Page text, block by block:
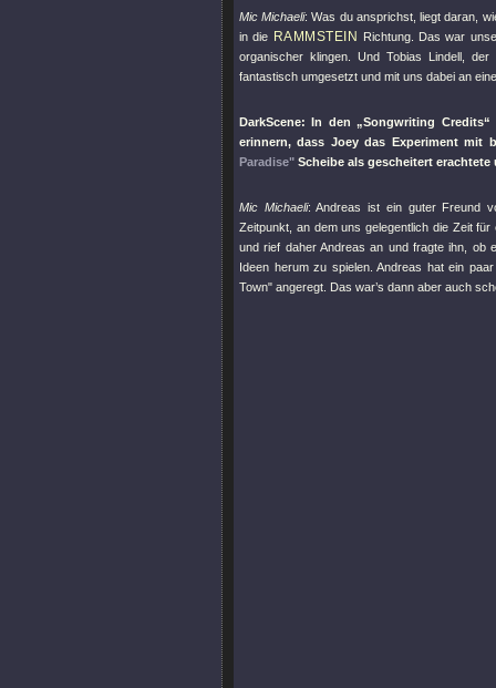
Mic Michaeli: Was du ansprichst, liegt daran,
in die RAMMSTEIN
Richtung. Das war
organischer klingen. Und Tobias Lindell,
fantastisch umgesetzt und mit uns dabei an
DarkScene: In den „Songwriting
erinnern, dass Joey das Experiment mit
Paradise" Scheibe als gescheitert
Mic Michaeli: Andreas ist ein guter Freund
Zeitpunkt, an dem uns gelegentlich die Zeit
und rief daher Andreas an und fragte ihn, ob
Ideen herum zu spielen. Andreas hat ein
Town" angeregt. Das war’s dann aber auch